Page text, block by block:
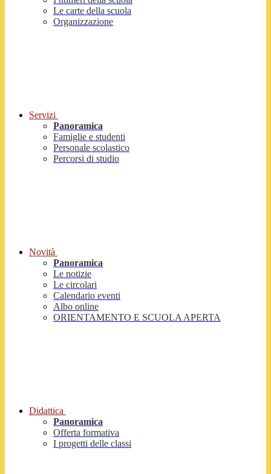
Le carte della scuola
Organizzazione
Servizi
Panoramica
Famiglie e studenti
Personale scolastico
Percorsi di studio
Novità
Panoramica
Le notizie
Le circolari
Calendario eventi
Albo online
ORIENTAMENTO E SCUOLA APERTA
Didattica
Panoramica
Offerta formativa
I progetti delle classi